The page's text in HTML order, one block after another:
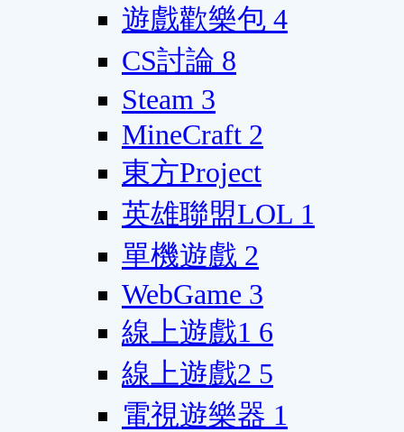
遊戲歡樂包 4
CS討論 8
Steam 3
MineCraft 2
東方Project
英雄聯盟LOL 1
單機遊戲 2
WebGame 3
線上遊戲1 6
線上遊戲2 5
電視遊樂器 1